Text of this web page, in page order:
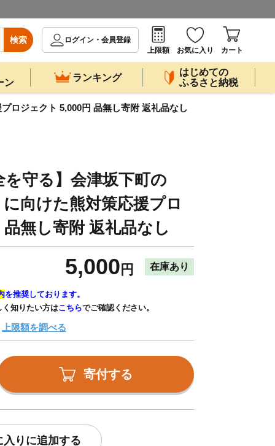
検索
ログイン・会員登録
上限額
お気に入り カート
ン
ランキング
はじめての
ふるさと納税
ロジェクト 5,000円 品無し寄附 返礼品なし
を守る】会津坂下町の
に向けた熊対策応援プロ
無し寄附 返礼品なし
5,000 円 在庫あり
を推奨しております。
く知りたい方はこちらでご確認ください。
上限額を調べる
寄付する
入りに追加する